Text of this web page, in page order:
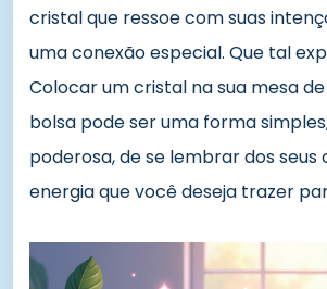
cristal que ressoe com suas
uma conexão especial. Que tal
Colocar um cristal na sua mesa
bolsa pode ser uma forma
poderosa, de se lembrar dos seus
energia que você deseja trazer